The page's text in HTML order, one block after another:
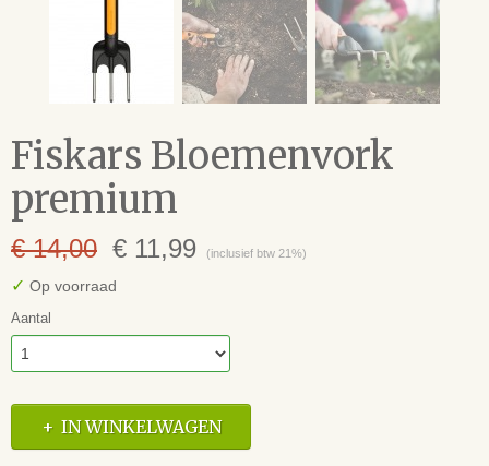
Fiskars Bloemenvork
premium
€ 14,00 € 11,99 (inclusief btw 21%)
✓ Op voorraad
Aantal
IN WINKELWAGEN